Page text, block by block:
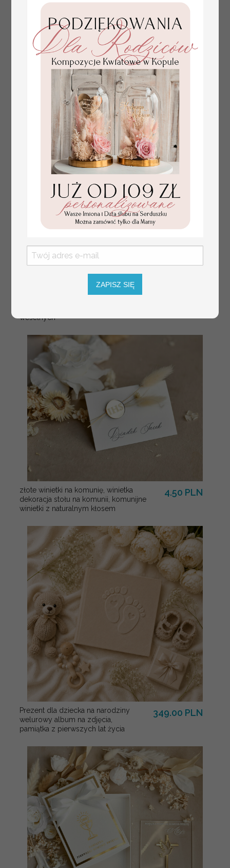
dekoracja stołów
plan stołów
weselu, tablica
informacyjna dla
weselnych
Promocja:
złote winietki na komunię, winietka
dekoracja stołu na komunii, komunijne
winietki z naturalnym kłosem
4.50 PLN
Prezent dla dziecka na narodziny
welurowy album na zdjęcia,
pamiątka z pierwszych lat życia
349.00 PLN
ZAPISZ SIĘ